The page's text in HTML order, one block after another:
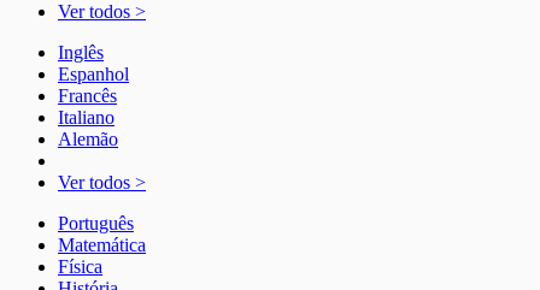
Ver todos >
Inglês
Espanhol
Francês
Italiano
Alemão
Ver todos >
Português
Matemática
Física